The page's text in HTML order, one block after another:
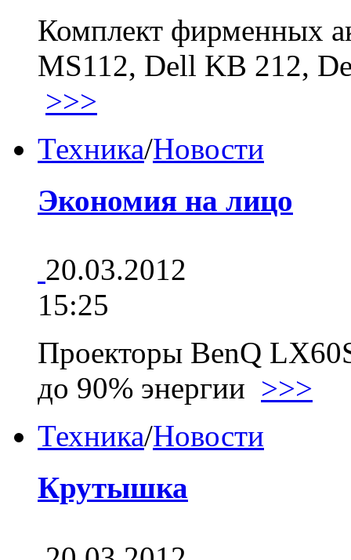
Комплект фирменных
MS112, Dell KB 212,
>>>
Техника/Новости
Экономия на лицо
20.03.2012
15:25
Проекторы BenQ
до 90% энергии >>>
Техника/Новости
Крутышка